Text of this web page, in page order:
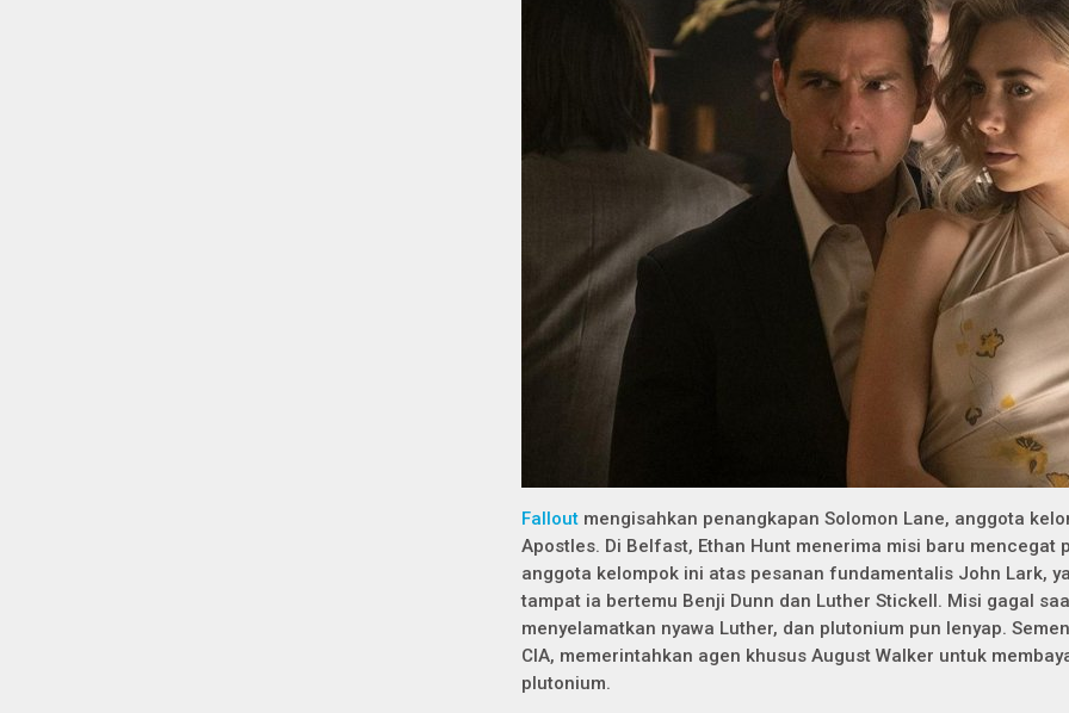
Fallout mengisahkan penangkapan Solomon Lane, anggota
Apostles. Di Belfast, Ethan Hunt menerima misi baru mencegat
anggota kelompok ini atas pesanan fundamentalis John Lark,
tampat ia bertemu Benji Dunn dan Luther Stickell. Misi gagal
menyelamatkan nyawa Luther, dan plutonium pun lenyap.
CIA, memerintahkan agen khusus August Walker untuk
plutonium.